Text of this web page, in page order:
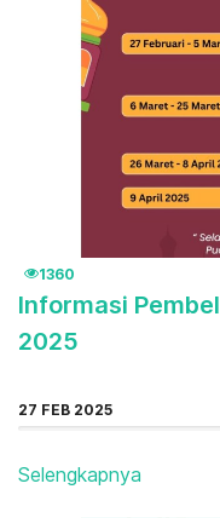
1360
Informasi
2025
27 FEB 2025
Selengkapnya